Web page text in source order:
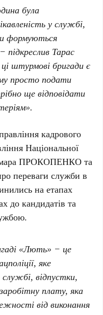
була
у службі,
формуються
підкреслив Тарас
штурмові бригади є
просто подати
ще відповідати
кадрового
Національної
ПРОКОПЕНКО та
переваги служби в
на етапах
до кандидатів та
«Лють» − це
яке
відпустки,
плату, яка
від виконання